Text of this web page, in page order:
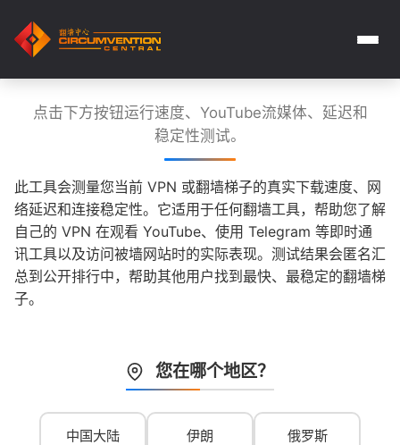
点击下方按钮运行速度、YouTube流媒体、延迟和
稳定性测试。
此工具会测量您当前 VPN 或翻墙梯子的真实下载速度、网
络延迟和连接稳定性。它适用于任何翻墙工具，帮助您了解
自己的 VPN 在观看 YouTube、使用 Telegram 等即时通
讯工具以及访问被墙网站时的实际表现。测试结果会匿名汇
总到公开排行中，帮助其他用户找到最快、最稳定的翻墙梯
子。
您在哪个地区？
中国大陆 伊朗 俄罗斯